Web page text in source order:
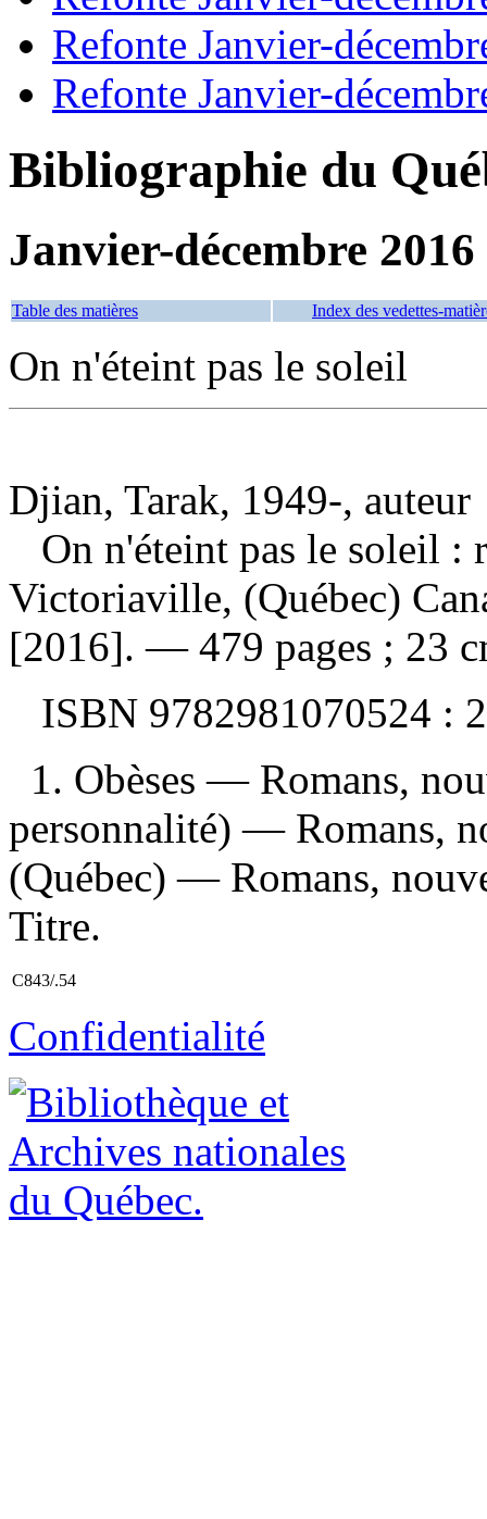
Refonte Janvier-
Refonte Janvier-
Bibliographie du
Janvier-décembre 2016
Table des matières Index des vedettes-
On n'éteint pas le soleil
Djian, Tarak, 1949-, auteur
On n'éteint pas le soleil :
Victoriaville, (Québec)
[2016]. — 479 pages ; 23
ISBN 9782981070524 :
1. Obèses — Romans,
personnalité) — Romans,
(Québec) — Romans,
Titre.
C843/.54
Confidentialité